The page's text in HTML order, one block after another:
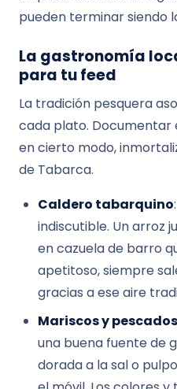
pueden terminar siendo
La gastronomía
para tu feed
La tradición pesquera
cada plato. Documentar
en cierto modo,
de Tabarca.
Caldero tabarquino
indiscutible. Un arroz
en cazuela de barro
apetitoso, siempre
gracias a ese aire
Mariscos y
una buena fuente de
dorada a la sal o